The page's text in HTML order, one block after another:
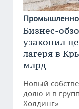
Бизнес-
узаконил
лагеря в
млрд
Новый
долю и в
Холдинг»